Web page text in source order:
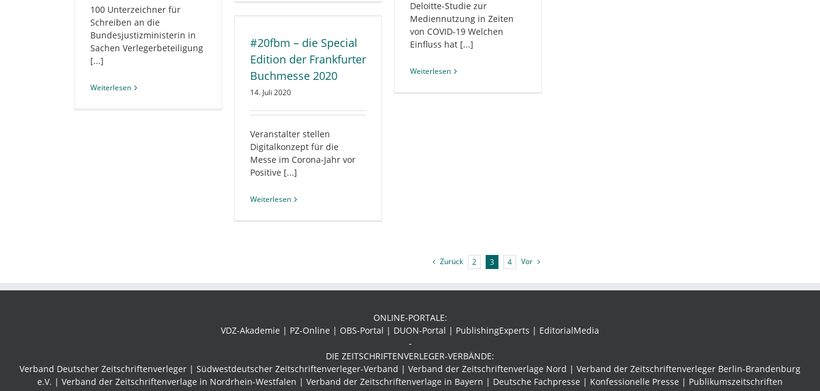
Deloitte-Studie zur
Mediennutzung in Zeiten
von COVID-19 Welchen
Einfluss hat [...]
Weiterlesen
100 Unterzeichner für
Schreiben an die
Bundesjustizministerin in
Sachen Verlegerbeteiligung
[...]
Weiterlesen
#20fbm – die Special Edition der
Frankfurter Buchmesse 2020
ALLGEMEIN BRANCHE
CORONAVIRUS
DIGITALES
EVENTS
#20fbm – die Special
Edition der Frankfurter
Buchmesse 2020
14. Juli 2020
Veranstalter stellen
Digitalkonzept für die
Messe im Corona-Jahr vor
Positive [...]
Weiterlesen
Zurück 2 3 4 Vor
ONLINE-PORTALE:
VDZ-Akademie | PZ-Online | OBS-Portal | DUON-Portal | PublishingExperts | EditorialMedia
-
DIE ZEITSCHRIFTENVERLEGER-VERBÄNDE:
Verband Deutscher Zeitschriftenverleger | Südwestdeutscher Zeitschriftenverleger-Verband | Verband der Zeitschriftenverlage Nord | Verband der Zeitschriftenverleger Berlin-Brandenburg
e.V. | Verband der Zeitschriftenverlage in Nordrhein-Westfalen | Verband der Zeitschriftenverlage in Bayern | Deutsche Fachpresse | Konfessionelle Presse | Publikumszeitschriften